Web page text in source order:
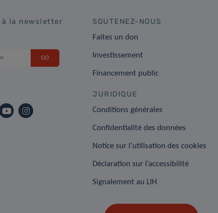
la newsletter SOUTENEZ-NOUS
Faites un don
Investissement
Financement public
JURIDIQUE
Conditions générales
Confidentialité des données
Notice sur l’utilisation des cookies
Déclaration sur l’accessibilité
Signalement au LIH